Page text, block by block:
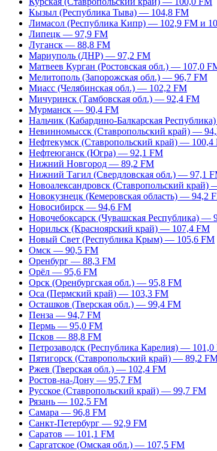
Кызыл (Республика Тыва) — 104,8 FM
Лимасол (Республика Кипр) — 102,9 FM и
Липецк — 97,9 FM
Луганск — 88,8 FM
Мариуполь (ДНР) — 97,2 FM
Матвеев Курган (Ростовская обл.) — 107,0
Мелитополь (Запорожская обл.) — 96,7 FM
Миасс (Челябинская обл.) — 102,2 FM
Мичуринск (Тамбовская обл.) — 92,4 FM
Мурманск — 90,4 FM
Нальчик (Кабардино-Балкарская
Невинномысск (Ставропольский край) —
Нефтекумск (Ставропольский край) — 100,4
Нефтеюганск (Югра) — 92,1 FM
Нижний Новгород — 89,2 FM
Нижний Тагил (Свердловская обл.) — 97,1
Новоалександровск (Ставропольский край)
Новокузнецк (Кемеровская область) — 94,2
Новосибирск — 94,6 FM
Новочебоксарск (Чувашская Республика) —
Норильск (Красноярский край) — 107,4 FM
Новый Свет (Республика Крым) — 105,6 FM
Омск — 90,5 FM
Оренбург — 88,3 FM
Орёл — 95,6 FM
Орск (Оренбургская обл.) — 95,8 FM
Оса (Пермский край) — 103,3 FM
Осташков (Тверская обл.) — 99,4 FM
Пенза — 94,7 FM
Пермь — 95,0 FM
Псков — 88,8 FM
Петрозаводск (Республика Карелия) — 101,0
Пятигорск (Ставропольский край) — 89,2
Ржев (Тверская обл.) — 102,4 FM
Ростов-на-Дону — 95,7 FM
Русское (Ставропольский край) — 99,7 FM
Рязань — 102,5 FM
Самара — 96,8 FM
Санкт-Петербург — 92,9 FM
Саратов — 101,1 FM
Саргатское (Омская обл.) — 107,5 FM